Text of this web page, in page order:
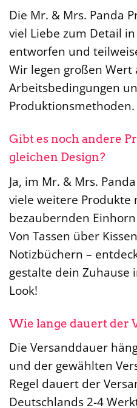
Die Mr. & Mrs. Panda
viel Liebe zum Detail
entworfen und
Wir legen großen Wert
Arbeitsbedingungen
Produktionsmethoden.
Gibt es noch andere
gleichen Design?
Ja, im Mr. & Mrs.
viele weitere Produkte
bezaubernden
Von Tassen über
Notizbüchern –
gestalte dein Zuhause
Look!
Wie lange dauert der
Die Versanddauer
und der gewählten
Regel dauert der
Deutschlands 2-4